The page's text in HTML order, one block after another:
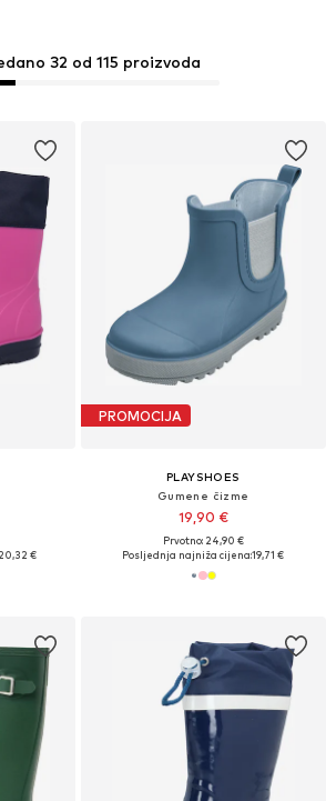
32 od 115 proizvoda
€
PROMOCIJA
PLAYSHOES
Gumene čizme
19,90 €
Prvotno: 24,90 €
Posljednja najniža cijena:19,71 €